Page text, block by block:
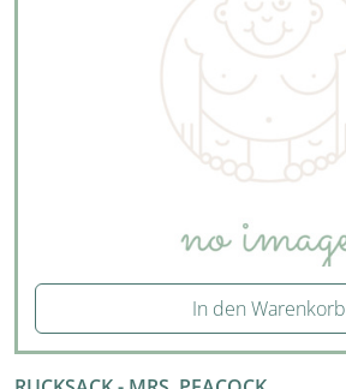
In den Warenkorb